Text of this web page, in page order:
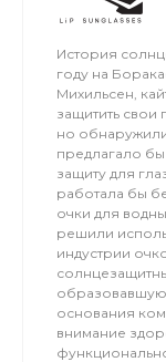
История
году на
Михильсен,
защитить свои
но
предлагало
защиту для
работала бы
очки для
решили
индустрии
основания
внимание